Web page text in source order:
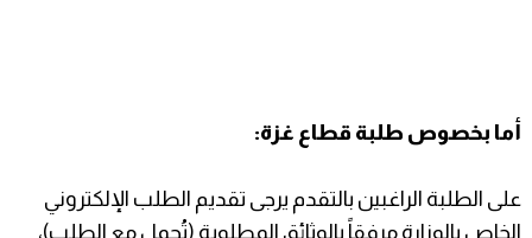
أما بخصوص طلبة قطاع غزة:
على الطلبة الراغبين بالتقدم يرجى تقديم الطلب الإلكتروني
الخاص بالوزارة مرفقاً بالوثائق المطلوبة (تُحمل مع الطلب)،